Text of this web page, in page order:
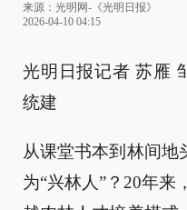
来源： 光明网-《光明日报》
2026-04-10 04:15
光明日报记者 苏雁
统建
从课堂书本到林间地
为“兴林人”？20年